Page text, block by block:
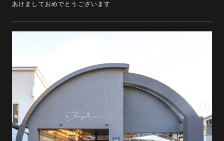
あけましておめでとうございます